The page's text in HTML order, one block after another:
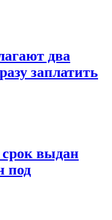
два
заплатить
срок выдан
под